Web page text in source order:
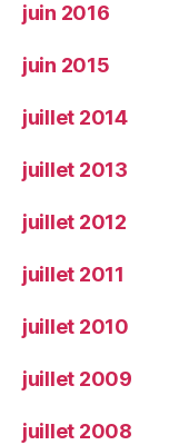
juin 2016
juin 2015
juillet 2014
juillet 2013
juillet 2012
juillet 2011
juillet 2010
juillet 2009
juillet 2008